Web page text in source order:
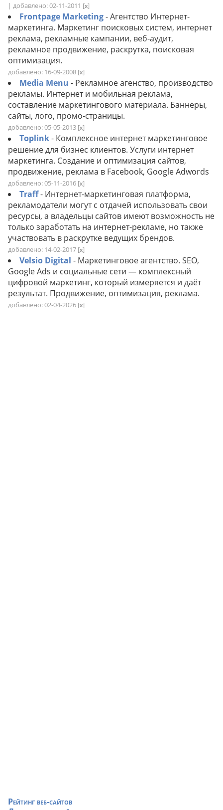
| добавлено: 02-11-2011 [x]
Frontpage Marketing- Агентство Интернет-
маркетинга. Маркетинг поисковых систем, интернет
реклама, рекламные кампании, веб-аудит,
рекламное продвижение, раскрутка, поисковая
оптимизация.
добавлено: 16-09-2008 [x]
Media Menu - Рекламное агенство, производство
рекламы. Интернет и мобильная реклама,
составление маркетингового материала. Баннеры,
сайты, лого, промо-страницы.
добавлено: 05-05-2013 [x]
Toplink- Комплексное интернет маркетинговое
решение для бизнес клиентов. Услуги интернет
маркетинга. Создание и оптимизация сайтов,
продвижение, реклама в Facebook, Google Adwords
добавлено: 05-11-2016 [x]
Traff- Интернет-маркетинговая платформа,
рекламодатели могут с отдачей использовать свои
ресурсы, а владельцы сайтов имеют возможность не
только заработать на интернет-рекламе, но также
участвовать в раскрутке ведущих брендов.
добавлено: 14-02-2017 [x]
Velsio Digital - Маркетинговое агентство. SEO,
Google Ads и социальные сети — комплексный
цифровой маркетинг, который измеряется и даёт
результат. Продвижение, оптимизация, реклама.
добавлено: 02-04-2026 [x]
Рейтинг веб-сайтов